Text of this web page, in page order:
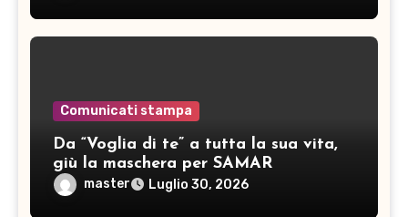
Comunicati stampa
Da “Voglia di te” a tutta la sua vita,
giù la maschera per SAMAR
master Luglio 30, 2026